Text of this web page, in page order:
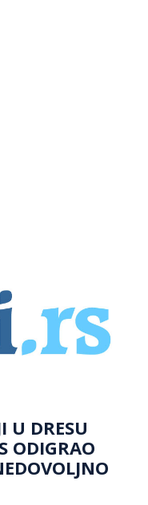
U DRESU
ODIGRAO